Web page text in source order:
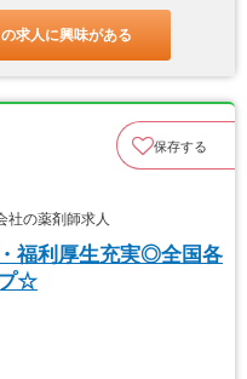
求人に興味がある
保存する
の薬剤師求人
福利厚生充実◎全国各
プ☆